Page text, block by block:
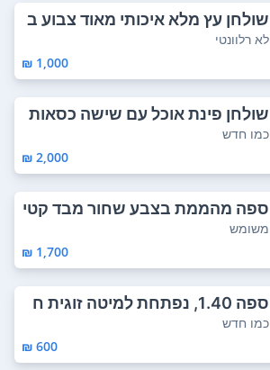
שולחן עץ מלא איכותי מאוד צבוע ב
רמת גימור...
לא רלוונטי
1,000 ₪
שולחן פינת אוכל עם שישה כסאות
מקאזה רהיט...
כמו חדש
2,000 ₪
ספה מהממת בצבע שחור מבד קטי
פה היתה אצלנו...
משומש
1,700 ₪
ספה 1.40, נפתחת למיטה זוגית ח
מודה. עם אר...
כמו חדש
600 ₪